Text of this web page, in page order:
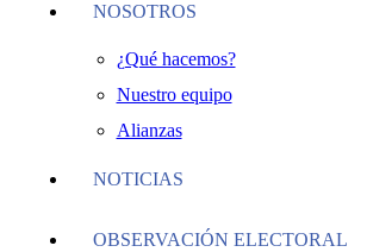
NOSOTROS
¿Qué hacemos?
Nuestro equipo
Alianzas
NOTICIAS
OBSERVACIÓN ELECTORAL